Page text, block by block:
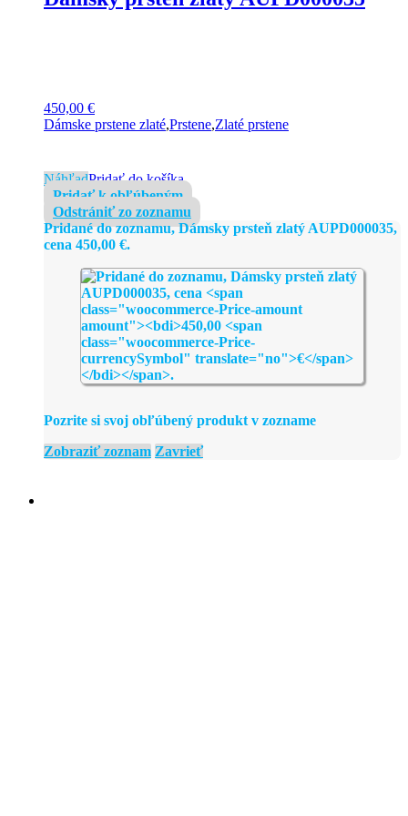
450,00 €
Dámske prstene zlaté,Prstene,Zlaté prstene
NáhľadPridať do košíka
Pridať k obľúbeným
Odstrániť zo zoznamu
Pridané do zoznamu, Dámsky prsteň zlatý AUPD000035,
cena 450,00 €.
Pozrite si svoj obľúbený produkt v zozname
Zobraziť zoznam Zavrieť